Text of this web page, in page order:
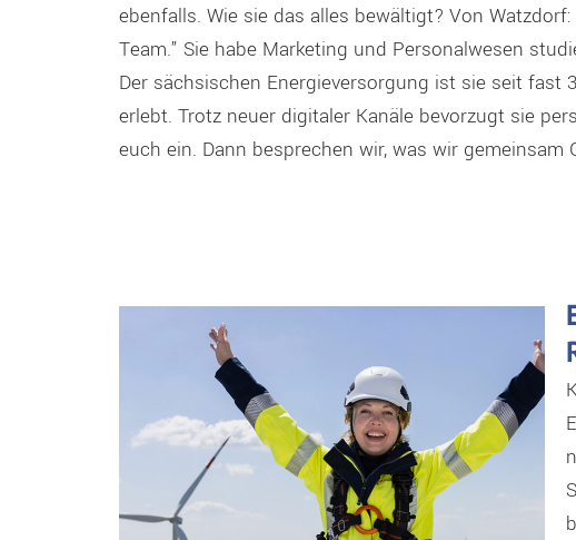
ebenfalls. Wie sie das alles bewältigt? Von
Team.” Sie habe Marketing und Personalwesen
Der sächsischen Energieversorgung ist sie seit fast
erlebt. Trotz neuer digitaler Kanäle bevorzugt sie
euch ein. Dann besprechen wir, was wir gemeinsam